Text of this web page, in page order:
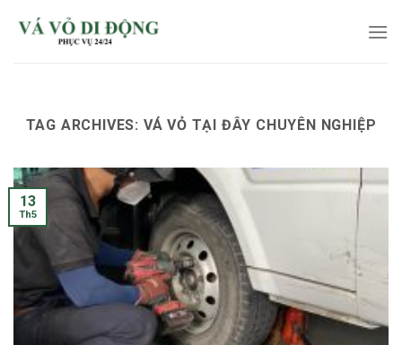
TAG ARCHIVES: VÁ VỎ TẠI ĐÂY CHUYÊN NGHIỆP
13
Th5